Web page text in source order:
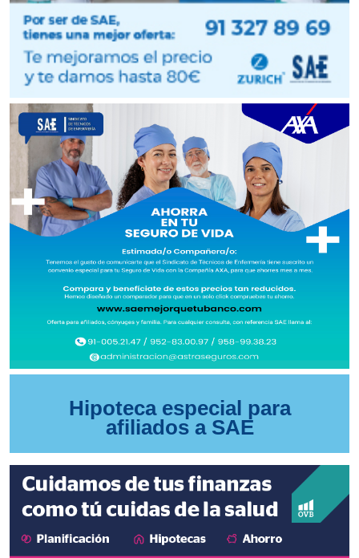
Hipoteca especial para
afiliados a SAE